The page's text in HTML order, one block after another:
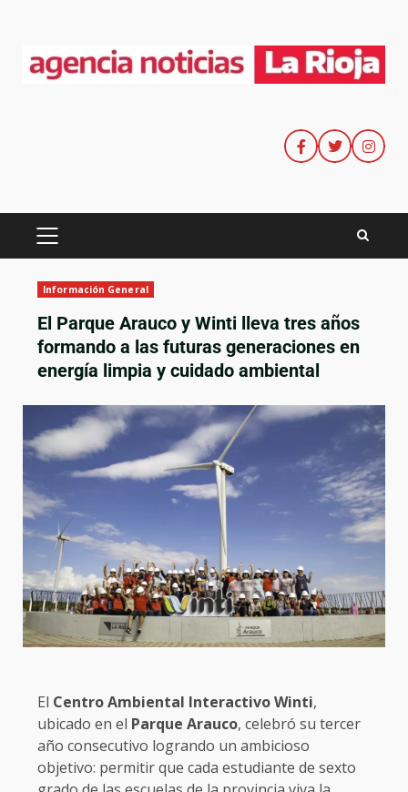
Información General
El Parque Arauco y Winti lleva tres años
formando a las futuras generaciones en
energía limpia y cuidado ambiental
El Centro Ambiental Interactivo Winti,
ubicado en el Parque Arauco, celebró su tercer
año consecutivo logrando un ambicioso
objetivo: permitir que cada estudiante de sexto